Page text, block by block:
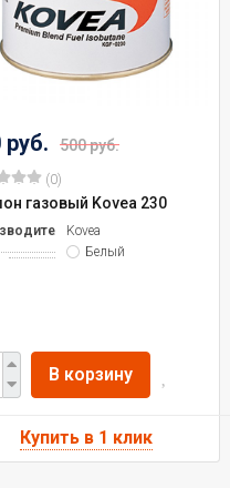
руб. 500 руб.
(0)
газовый Kovea 230
Kovea
Белый
В корзину